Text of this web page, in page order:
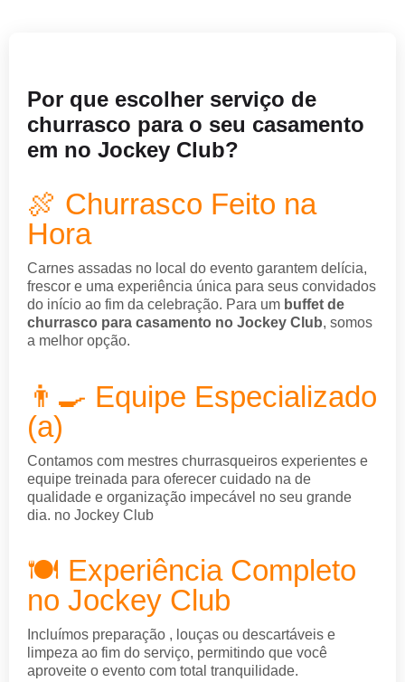
Por que escolher serviço de
churrasco para o seu casamento
em no Jockey Club?
🍖 Churrasco Feito na
Hora
Carnes assadas no local do evento garantem delícia,
frescor e uma experiência única para seus convidados
do início ao fim da celebração. Para um buffet de
churrasco para casamento no Jockey Club, somos
a melhor opção.
👨‍🍳 Equipe Especializado
(a)
Contamos com mestres churrasqueiros experientes e
equipe treinada para oferecer cuidado na de
qualidade e organização impecável no seu grande
dia. no Jockey Club
🍽️ Experiência Completo
no Jockey Club
Incluímos preparação , louças ou descartáveis e
limpeza ao fim do serviço, permitindo que você
aproveite o evento com total tranquilidade.